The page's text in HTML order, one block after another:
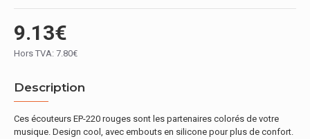
9.13€
Hors TVA: 7.80€
Description
Ces écouteurs EP-220 rouges sont les partenaires colorés de votre
musique. Design cool, avec embouts en silicone pour plus de confort.